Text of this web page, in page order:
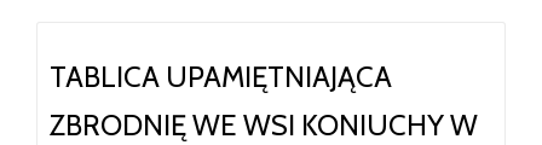
TABLICA UPAMIĘTNIAJĄCA
ZBRODNIĘ WE WSI KONIUCHY W